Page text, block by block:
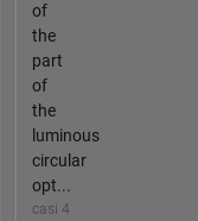
of
the
part
of
the
luminous
circular
opt...
casi 4